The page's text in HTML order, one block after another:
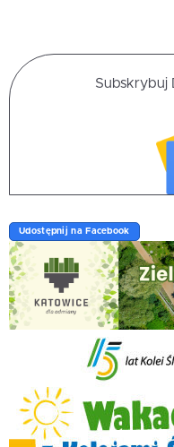
Subskrybuj
Udostępnij na Facebook